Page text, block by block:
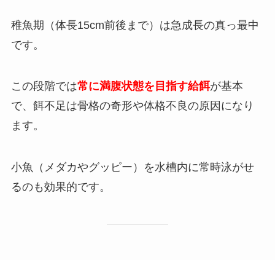
稚魚期（体長15cm前後まで）は急成長の真っ最中
です。
この段階では常に満腹状態を目指す給餌が基本
で、餌不足は骨格の奇形や体格不良の原因になり
ます。
小魚（メダカやグッピー）を水槽内に常時泳がせ
るのも効果的です。